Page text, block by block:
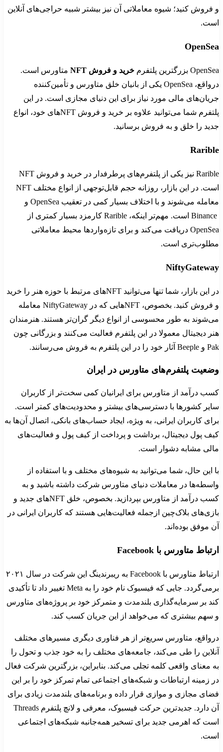
و فروش کنید؛ شیوه معاملاتی آن نیز بیشتر شبیه حراجی‌های آنلاین
است.
OpenSea
OpenSea بزرگترین پلتفرم خرید و فروش NFT متاورس است.
درواقع، OpenSea یکی از بانیان خلق متاورس و تأمین‌کننده
جریان‌های مالی مورد نیاز برای این دنیای مجازی است. در این
پلتفرم شما می‌توانید علاوه بر خرید و فروش NFTهای خود، انواع
جدید را خلق و به فروش برسانید.
Rarible
Rarible نیز یکی از پلتفرم‌های پرطرفدار در خرید و فروش NFT
است. در این بازار، روزانه حجم قابل‌توجهی از انواع مختلف NFT
معامله می‌شوند و با اختلاف بسیار کمی در تعقیب OpenSea و
Binance است. مهم‌تر اینکه، Rarible کارمزد بسیار کمتری از
OpenSea دریافت می‌کند و برای تازه‌واردها محیط معاملاتی
مطلوب‌تری است.
NiftyGateway
در این بازار، شما تنها می‌توانید NFTهای مرتبط با حوزه هنر را خرید
و فروش کنید. بخصوص، NFTهایی که در NiftyGateway معامله
می‌شوند به طور محسوسی از انواع دیگر گران‌تر هستند. هنرمندان
هنر دیجیتال معمولا در این پلتفرم فعالیت می‌کنند و بزرگانی چون
Pak و Beeple آثار خود را در این پلتفرم به فروش می‌رسانند.
وضعیت پلتفرم‌های متاورس در ایران
کسب درآمد از متاورس برای ایرانیان کمی سخت‌تر از کاربران
سایر کشورها با دسترسی‌های بیشتر و محدودیت‌های کمتر است.
برای کاربران ایرانی، به ویژه، ایجاد حساب‌های بانکی، اتصال آن‌ها به
کیف پول دیجیتال، برداشت و پرداخت از کیف پول و فعالیت‌های
مالی مشابه دشوار است.
با این حال، شما می‌توانید به شیوه‌های مختلف و با استفاده از
واسطه‌ها در معاملات دنیای متاورس شرکت داشته باشید و به
کسب درآمد از متاورس بپردازید. بخصوص، خلق NFTهای جدید و
بازی‌های بلاک‌چین ازجمله فعالیت‌هایی هستند که کاربران ایرانی در
آن موفق بوده‌اند.
ارتباط متاورس با Facebook
ارتباط متاورس با Facebook به ریبرندینگ این شرکت در سال ۲۰۲۱
برمی‌گردد. جایی که فیسبوک نام خود را به Meta تغییر داد تا تأکیدی
کند بر سرمایه‌گذاری بلندمدت و متمرکز خود بر پروژه‌های متاورس
و سهم بیشتری که می‌خواهد از این جریان کسب کند.
درواقع، متاورس سریع‌تر از هر فناوری دیگری مسیرهای مختلف
آنلاین را طی می‌کند، جامعه‌های مختلف را به خود جذب و تحول را
به معنای واقعی کلمه تجلی می‌کند. بنابراین، بزرگترین شرکت فعال
در زمینه ارتباطات و شبکه‌های اجتماعی تمام تمرکز خود را بر این
فضای مجازی و موازی قرار داده و برنامه‌های بلندمدت زیادی برای
آن دارد. جدیدترین حرکت فیسبوک، معرفی و لانچ پلتفرم Threads
است که اهرمی جدید برای تسخیر همه‌جانبه شبکه‌های اجتماعی
است.